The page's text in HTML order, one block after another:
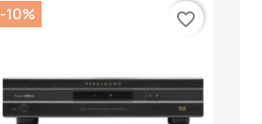
-10% favorite_border